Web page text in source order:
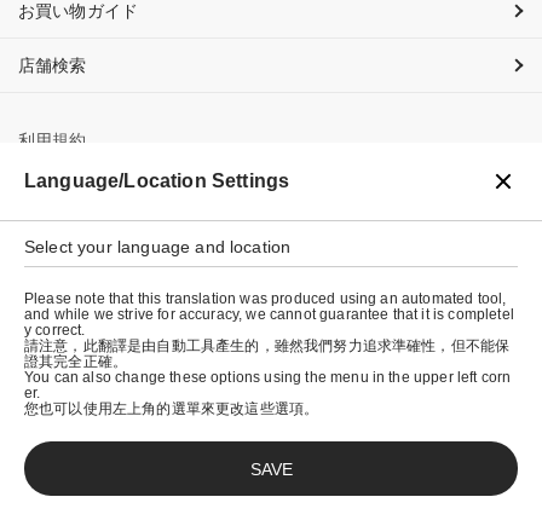
お買い物ガイド
店舗検索
利用規約
プライバシーポリシー
特定商取引法に基づく表示
会社概要
© graniph inc.
Language/Location Settings
Select your language and location
Please note that this translation was produced using an automated tool,
and while we strive for accuracy, we cannot guarantee that it is completel
y correct.
請注意，此翻譯是由自動工具產生的，雖然我們努力追求準確性，但不能保
證其完全正確。
You can also change these options using the menu in the upper left corn
er.
您也可以使用左上角的選單來更改這些選項。
SAVE